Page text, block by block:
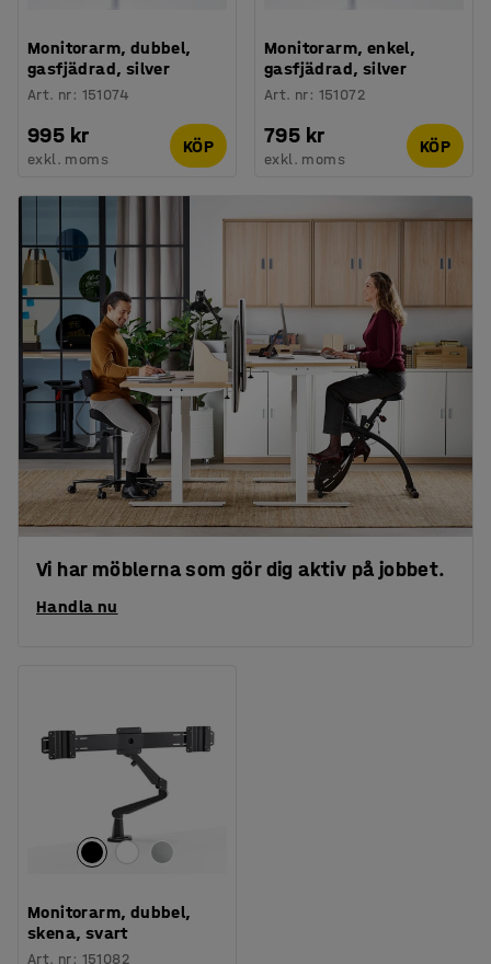
Monitorarm, dubbel,
gasfjädrad, silver
Art. nr: 151074
995 kr
exkl. moms
KÖP
Monitorarm, enkel,
gasfjädrad, silver
Art. nr: 151072
795 kr
exkl. moms
KÖP
Vi har möblerna som gör dig aktiv på jobbet.
Handla nu
Monitorarm, dubbel,
skena, svart
Art. nr: 151082